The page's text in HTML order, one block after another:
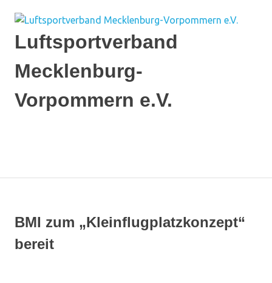
Inhalt
springen
Luftsportverband
Mecklenburg-
Vorpommern e.V.
BMI zum „Kleinflugplatzkonzept“
bereit